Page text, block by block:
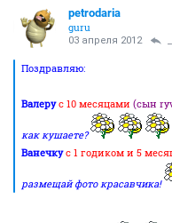
petrodaria
guru
03 апреля 2012
Поздравляю:
Валерус 10 месяцами (сын
как кушаете?
Ванечкус 1 годиком и 5
размещай фото красавчика!